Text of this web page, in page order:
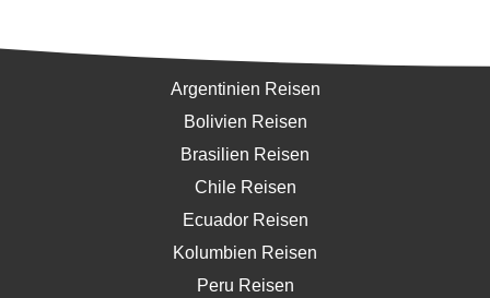
Argentinien Reisen
Bolivien Reisen
Brasilien Reisen
Chile Reisen
Ecuador Reisen
Kolumbien Reisen
Peru Reisen